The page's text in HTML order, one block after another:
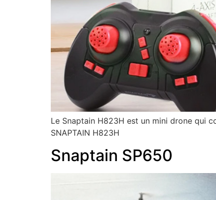
Le Snaptain H823H est un mini drone qui
SNAPTAIN H823H
Snaptain SP650